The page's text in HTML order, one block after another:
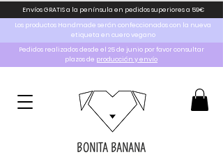
Envíos GRATIS a la península en pedidos superiores a 59€
Los productos Handmade serán confeccionados con la nueva
etiqueta en cuero vegano
BONITA BANANA
Pedidos realizados desde el 25 de junio por favor consultar
plazos de producción y envío